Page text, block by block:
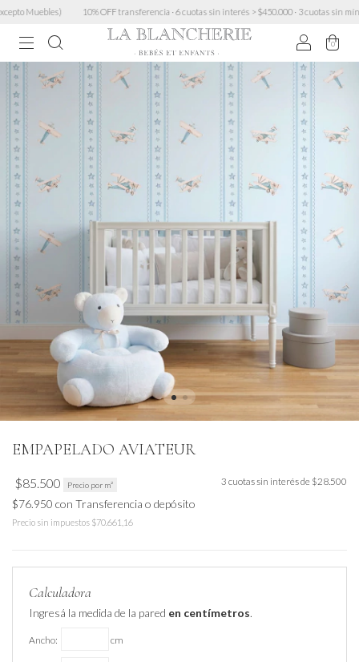
Muebles) 10% OFF transferencia · 6 cuotas sin interés > $450.000 · 3 cuotas sin mínimo
0
EMPAPELADO AVIATEUR
$85.500 Precio por m²
$76.950 con Transferencia o depósito
Precio sin impuestos $70.661,16
3 cuotas sin interés de $28.500
Calculadora
Ingresá la medida de la pared en centímetros.
Ancho: cm